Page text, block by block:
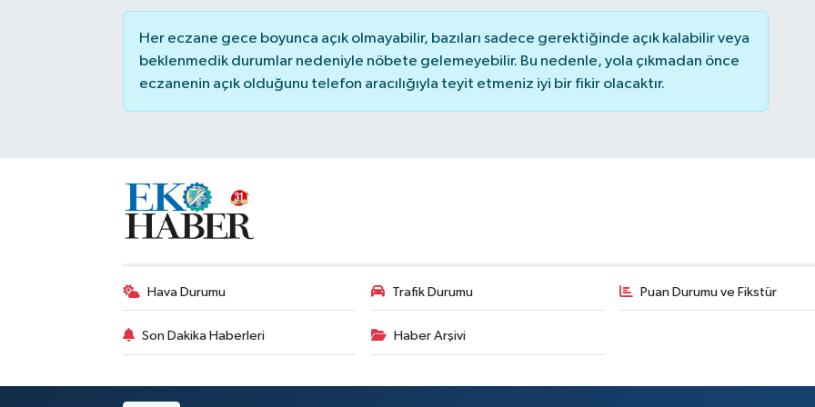
Her eczane gece boyunca açık olmayabilir, bazıları sadece gerektiğinde açık kalabilir veya
beklenmedik durumlar nedeniyle nöbete gelemeyebilir. Bu nedenle, yola çıkmadan önce
eczanenin açık olduğunu telefon aracılığıyla teyit etmeniz iyi bir fikir olacaktır.
Hava Durumu Trafik Durumu Puan Durumu ve Fikstür
Son Dakika Haberleri Haber Arşivi